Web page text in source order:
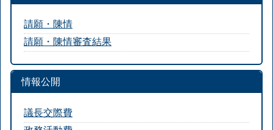
請願・陳情
請願・陳情審査結果
情報公開
議長交際費